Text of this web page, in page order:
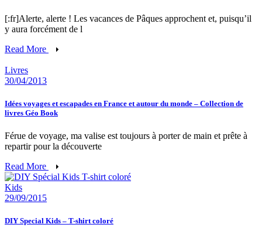
[:fr]Alerte, alerte ! Les vacances de Pâques approchent et, puisqu’il
y aura forcément de l
Read More
Livres
30/04/2013
Idées voyages et escapades en France et autour du monde – Collection de
livres Géo Book
Férue de voyage, ma valise est toujours à porter de main et prête à
repartir pour la découverte
Read More
Kids
29/09/2015
DIY Special Kids – T-shirt coloré